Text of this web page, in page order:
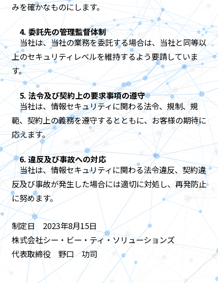
みを確かなものにします。
4. 委託先の管理監督体制
当社は、当社の業務を委託する場合は、当社と同等以
上のセキュリティレベルを維持するよう要請していま
す。
5. 法令及び契約上の要求事項の遵守
当社は、情報セキュリティに関わる法令、規制、規
範、契約上の義務を遵守するとともに、お客様の期待に
応えます。
6. 違反及び事故への対応
当社は、情報セキュリティに関わる法令違反、契約違
反及び事故が発生した場合には適切に対処し、再発防止
に努めます。
制定日 2023年8月15日
株式会社シー・ビー・ティ・ソリューションズ
代表取締役 野口 功司